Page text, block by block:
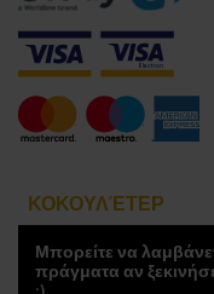
ΚΟΚΟΥΛΈΤΕΡ
Μπορείτε να
πράγματα αν